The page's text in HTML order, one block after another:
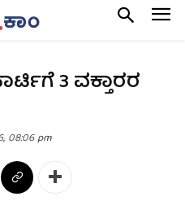
3 ವಕ್ತಾರರ
08:06 pm